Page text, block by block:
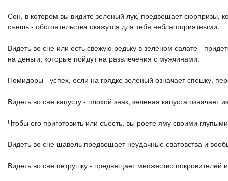
Сон, в котором вы видите зеленый лук, предвещает сюрпризы,
съешь - обстоятельства окажутся для тебя неблагоприятными.
Видеть во сне или есть свежую редьку в зеленом салате -
на деньги, которые пойдут на развлечения с мужчинами.
Помидоры - успех, если на грядке зеленый означает спешку,
Видеть во сне капусту - плохой знак, зеленая капуста означает
Чтобы его приготовить или съесть, вы роете яму своими
Видеть во сне щавель предвещает неудачные сватовства и
Видеть во сне петрушку - предвещает множество покровителей